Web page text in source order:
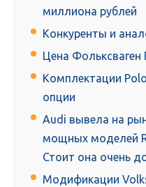
миллиона рублей
Конкуренты и
Цена
Комплектации
опции
Audi вывела на
мощных моделей
Стоит она очень
Модификации